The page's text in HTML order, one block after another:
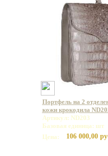
Портфель на 2
кожи крокодила
Артикул: ND203
Базовая единица: шт
Цена:
106 000,00